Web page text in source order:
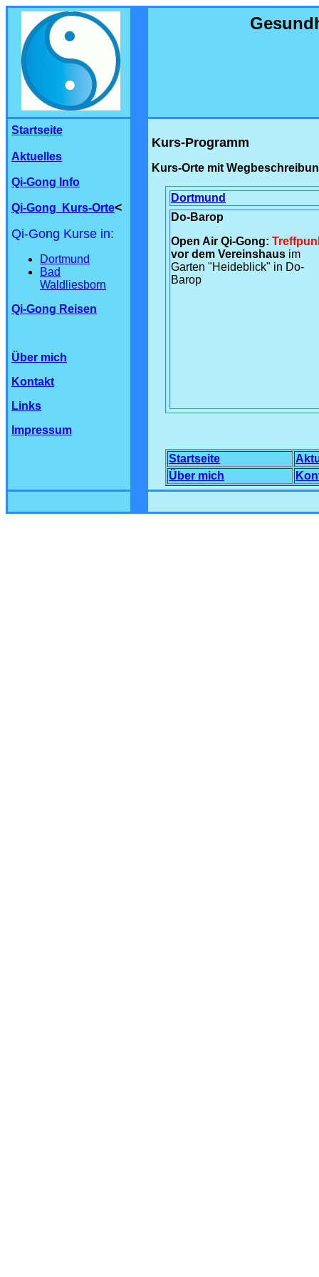
Startseite
Aktuelles
Qi-Gong Info
Qi-Gong Kurs-Orte<
Qi-Gong Kurse in:
Dortmund
Bad
Waldliesborn
Qi-Gong Reisen
Über mich
Kontakt
Links
Impressum
Kurs-Programm
Kurs-Orte mit
Dortmund
Do-Barop
Open Air Qi-Gong:
vor dem Vereinshaus im
Garten "Heideblick" in Do-
Barop
Startseite
Über mich